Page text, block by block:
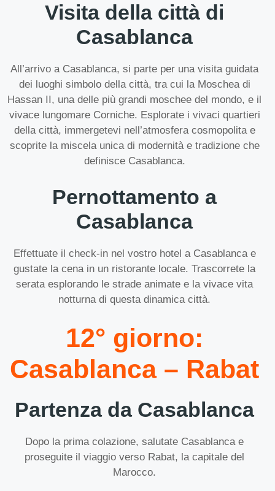
Visita della città di
Casablanca
All’arrivo a Casablanca, si parte per una visita guidata
dei luoghi simbolo della città, tra cui la Moschea di
Hassan II, una delle più grandi moschee del mondo, e il
vivace lungomare Corniche. Esplorate i vivaci quartieri
della città, immergetevi nell’atmosfera cosmopolita e
scoprite la miscela unica di modernità e tradizione che
definisce Casablanca.
Pernottamento a
Casablanca
Effettuate il check-in nel vostro hotel a Casablanca e
gustate la cena in un ristorante locale. Trascorrete la
serata esplorando le strade animate e la vivace vita
notturna di questa dinamica città.
12° giorno:
Casablanca – Rabat
Partenza da Casablanca
Dopo la prima colazione, salutate Casablanca e
proseguite il viaggio verso Rabat, la capitale del
Marocco.